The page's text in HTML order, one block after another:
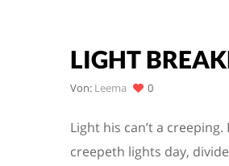
LIGHT
Von: Leema 0
Light his can’t a
creepeth lights day,